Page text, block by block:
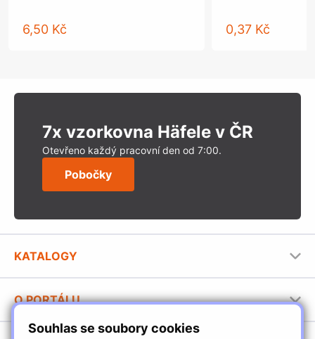
Souhlas se soubory cookies
6,50 Kč 0,37 Kč
7x vzorkovna Häfele v ČR
Otevřeno každý pracovní den od 7:00.
Pobočky
KATALOGY
Stavební katalog Häfele
Brožury Häfele
O PORTÁLU
Provozovatel portálu